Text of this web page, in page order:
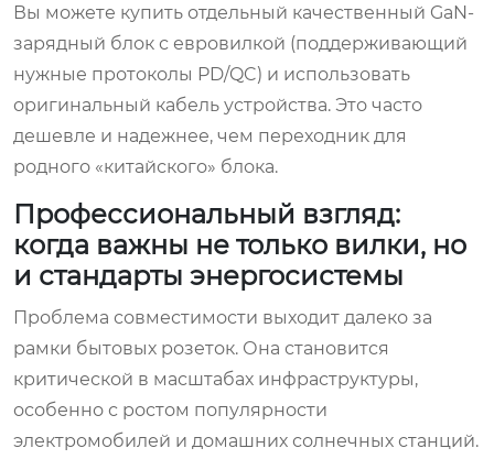
Вы можете купить отдельный качественный GaN-
зарядный блок с евровилкой (поддерживающий
нужные протоколы PD/QC) и использовать
оригинальный кабель устройства. Это часто
дешевле и надежнее, чем переходник для
родного «китайского» блока.
Профессиональный взгляд:
когда важны не только вилки, но
и стандарты энергосистемы
Проблема совместимости выходит далеко за
рамки бытовых розеток. Она становится
критической в масштабах инфраструктуры,
особенно с ростом популярности
электромобилей и домашних солнечных станций.